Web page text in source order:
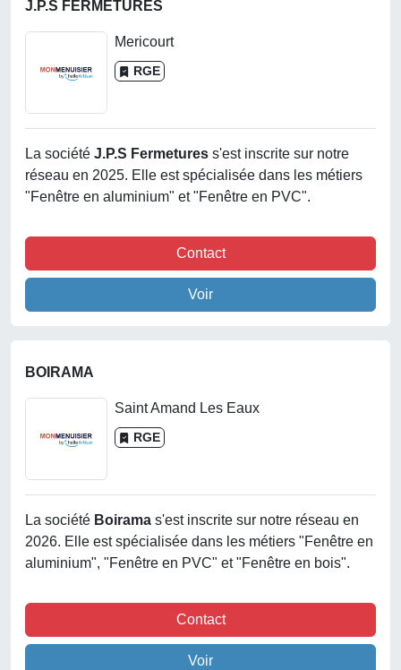
J.P.S FERMETURES
Mericourt
RGE
La société J.p.s Fermetures s'est inscrite sur notre
réseau en 2025. Elle est spécialisée dans les métiers
"Fenêtre en aluminium" et "Fenêtre en PVC".
Contact
Voir
BOIRAMA
Saint Amand Les Eaux
RGE
La société Boirama s'est inscrite sur notre réseau en
2026. Elle est spécialisée dans les métiers "Fenêtre en
aluminium", "Fenêtre en PVC" et "Fenêtre en bois".
Contact
Voir